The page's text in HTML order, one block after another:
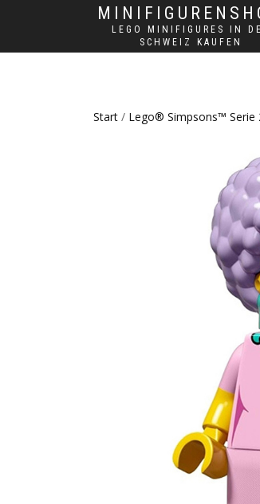
LEGO MINIFIGURES IN
SCHWEIZ KAUFEN
Start / Lego® Simpsons™ Serie